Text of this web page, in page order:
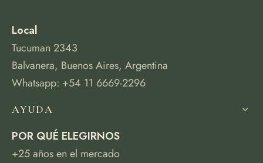
Local
Tucuman 2343
Balvanera, Buenos Aires, Argentina
Whatsapp: +54 11 6669-2296
AYUDA
POR QUÉ ELEGIRNOS
+25 años en el mercado